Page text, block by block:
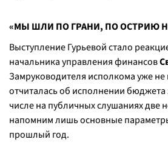
«МЫ ШЛИ ПО ГРАНИ, ПО ОСТРИЮ
Выступление Гурьевой стало
начальника управления финансов
Замруководителя исполкома уже не
отчиталась об исполнении бюджета
числе на публичных слушаниях две
напомним лишь основные
прошлый год.